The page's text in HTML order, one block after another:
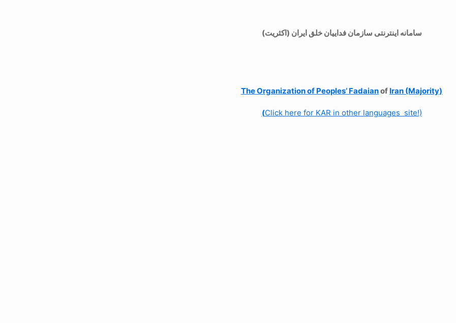
سامانه اینترنتی سازمان فداییان خلق ایران (اکثریت)
The Organization of Peoples’ Fadaianof Iran (Majority)
(Click here for KAR in other languages site!)